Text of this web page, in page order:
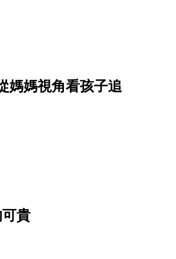
媽媽視角看孩子追
貴